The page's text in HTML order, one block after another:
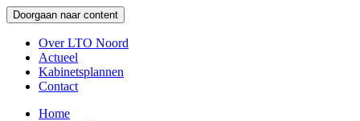
Doorgaan naar content
Over LTO Noord
Actueel
Kabinetsplannen
Contact
Home